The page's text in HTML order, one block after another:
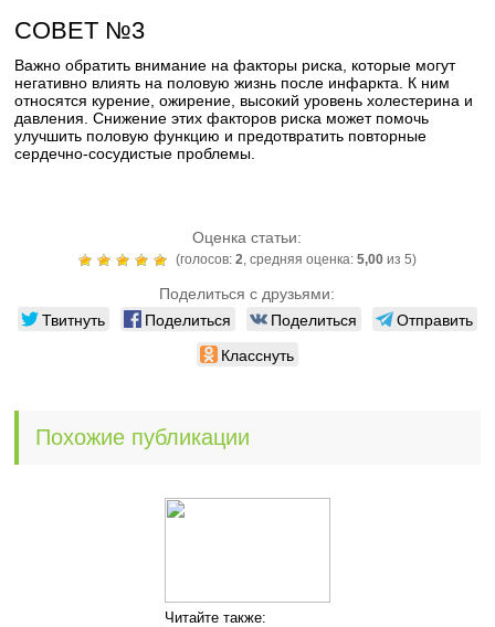
СОВЕТ №3
Важно обратить внимание на факторы риска, которые могут
негативно влиять на половую жизнь после инфаркта. К ним
относятся курение, ожирение, высокий уровень холестерина и
давления. Снижение этих факторов риска может помочь
улучшить половую функцию и предотвратить повторные
сердечно-сосудистые проблемы.
Оценка статьи:
(голосов: 2, средняя оценка: 5,00из 5)
Поделиться с друзьями:
Твитнуть Поделиться Поделиться
Отправить
Класснуть
Похожие публикации
Читайте также: